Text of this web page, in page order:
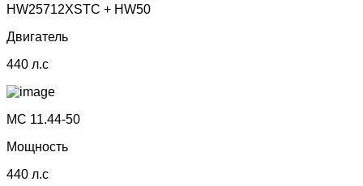
HW25712XSTC + HW50
Двигатель
440 л.с
МС 11.44-50
Мощность
440 л.с